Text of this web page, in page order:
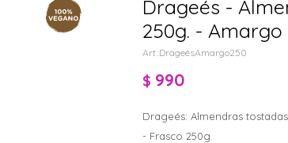
Drageés -
250g. - Amargo
DrageésAmargo250
$ 990
Drageés: Almendras
- Frasco 250g.